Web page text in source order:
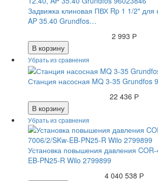
Задвижка клиновая ПВХ Rp 1 1/2" для
AP 35.40 Grundfos…
2 993 Р
В корзину
Станция насосная MQ 3-35 Grundfos
22 436 Р
В корзину
Установка повышения давления
EB-PN25-R Wilo 2799899
4 040 538 Р